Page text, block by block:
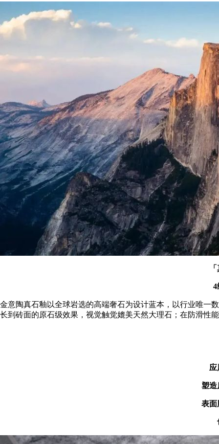
4
金意陶真石釉以全球岩选的高端奢石为设计蓝本，以行业唯一
长到砖面的原石级效果，视觉触觉媲美天然大理石；在防滑性
应
塑造
表面